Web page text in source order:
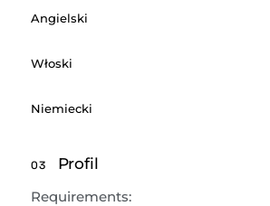
Angielski
Włoski
Niemiecki
03 Profil
Requirements: